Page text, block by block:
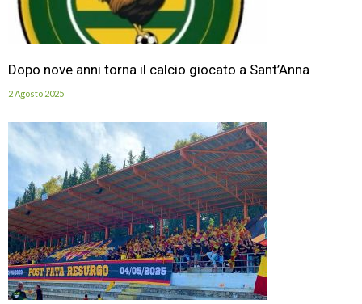
Dopo nove anni torna il calcio giocato a Sant’Anna
2 Agosto 2025